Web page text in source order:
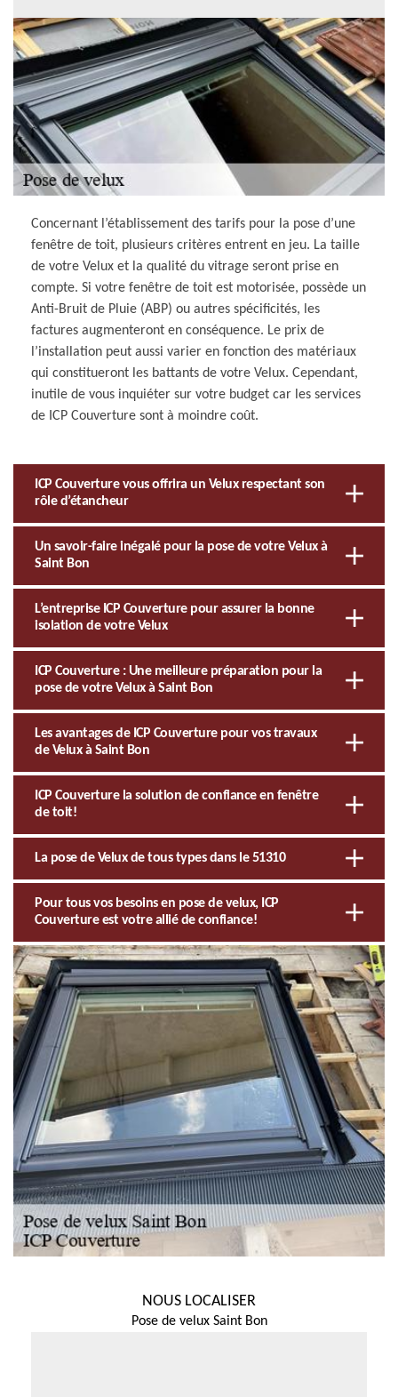
Concernant l’établissement des tarifs pour la pose d’une
fenêtre de toit, plusieurs critères entrent en jeu. La taille
de votre Velux et la qualité du vitrage seront prise en
compte. Si votre fenêtre de toit est motorisée, possède un
Anti-Bruit de Pluie (ABP) ou autres spécificités, les
factures augmenteront en conséquence. Le prix de
l’installation peut aussi varier en fonction des matériaux
qui constitueront les battants de votre Velux. Cependant,
inutile de vous inquiéter sur votre budget car les services
de ICP Couverture sont à moindre coût.
ICP Couverture vous offrira un Velux respectant son
rôle d’étancheur
Un savoir-faire inégalé pour la pose de votre Velux à
Saint Bon
L’entreprise ICP Couverture pour assurer la bonne
isolation de votre Velux
ICP Couverture : Une meilleure préparation pour la
pose de votre Velux à Saint Bon
Les avantages de ICP Couverture pour vos travaux
de Velux à Saint Bon
ICP Couverture la solution de confiance en fenêtre
de toit!
La pose de Velux de tous types dans le 51310
Pour tous vos besoins en pose de velux, ICP
Couverture est votre allié de confiance!
NOUS LOCALISER
Pose de velux Saint Bon